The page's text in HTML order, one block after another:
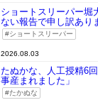
ショートスリーパー堀
ない報告で申し訳あり
ショートスリーパー
2026.08.03
たぬかな、人工授精6
事産まれました」
たかぬな